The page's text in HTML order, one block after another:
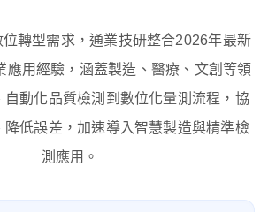
轉型需求，通業技研整合2026年最新
應用經驗，涵蓋製造、醫療、文創等領
自動化品質檢測到數位化量測流程，協
降低誤差，加速導入智慧製造與精準檢
測應用 。